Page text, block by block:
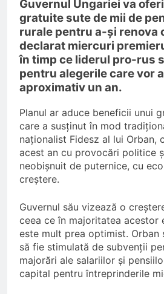
Guvernul Ungariei va
gratuite sute de mii de
rurale pentru a-și renova
declarat miercuri
în timp ce liderul pro-rus
pentru alegerile care vor
aproximativ un an.
Planul ar aduce beneficii unui
care a susținut în mod
naționalist Fidesz al lui Orban,
acest an cu provocări politice
neobișnuit de puternice, cu
creștere.
Guvernul său vizează o
ceea ce în majoritatea acestor
este mult prea optimist. Orban
să fie stimulată de subvenții
majorări ale salariilor și
capital pentru întreprinderile